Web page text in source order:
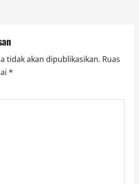
tidak akan dipublikasikan. Ruas
*